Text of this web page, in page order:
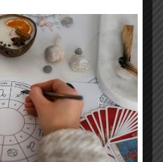
de a Párod nem?
– amint bent, úgy kint